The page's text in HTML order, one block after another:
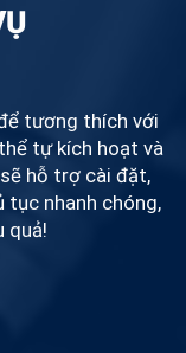
tương thích với
tự kích hoạt và
hỗ trợ cài đặt,
tục nhanh chóng,
quả!